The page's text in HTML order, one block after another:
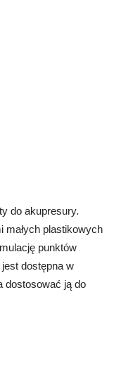
do akupresury.
małych plastikowych
punktów
dostępna w
dostosować ją do